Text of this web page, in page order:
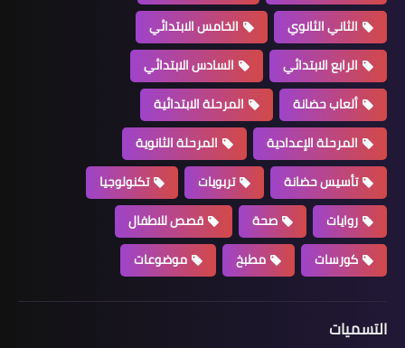
الثاني الثانوي
الخامس الابتدائي
الرابع الابتدائي
السادس الابتدائي
ألعاب حضانة
المرحلة الابتدائية
المرحلة الإعدادية
المرحلة الثانوية
تأسيس حضانة
تربويات
تكنولوجيا
روايات
صحة
قصص للاطفال
كورسات
مطبخ موضوعات
التسميات